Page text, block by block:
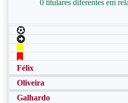
0 titulares diferentes em
Félix
Oliveira
Galhardo